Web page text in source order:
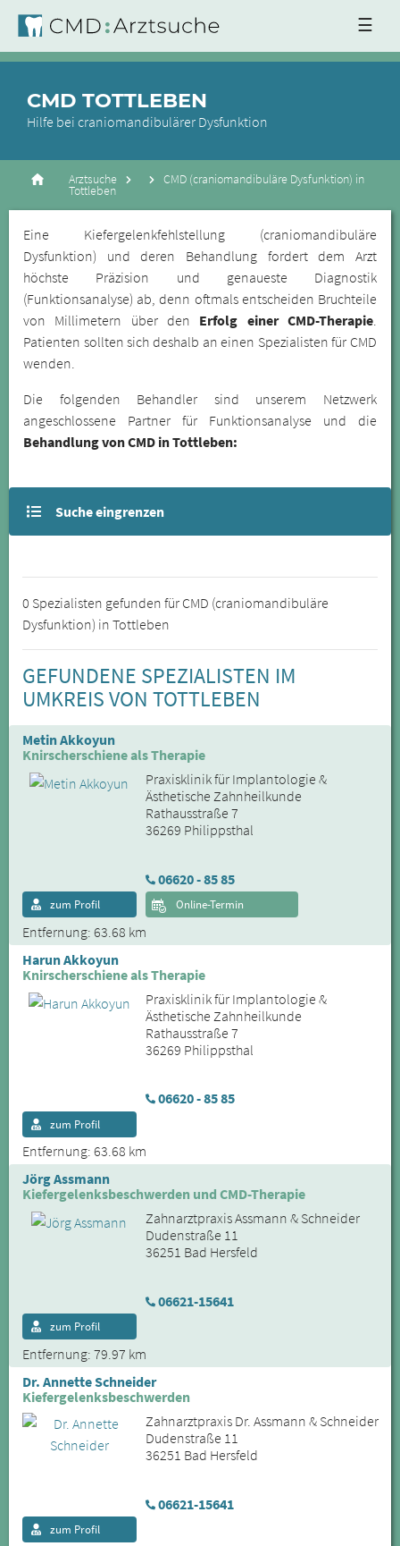
☰
CMD TOTTLEBEN
Hilfe bei craniomandibulärer Dysfunktion
Arztsuche CMD (craniomandibuläre Dysfunktion) in
Tottleben
Eine Kiefergelenkfehlstellung (craniomandibuläre
Dysfunktion) und deren Behandlung fordert dem Arzt
höchste Präzision und genaueste Diagnostik
(Funktionsanalyse) ab, denn oftmals entscheiden Bruchteile
von Millimetern über den Erfolg einer CMD-Therapie.
Patienten sollten sich deshalb an einen Spezialisten für CMD
wenden.
Die folgenden Behandler sind unserem Netzwerk
angeschlossene Partner für Funktionsanalyse und die
Behandlung von CMD in Tottleben:
Suche eingrenzen
0 Spezialisten gefunden für CMD (craniomandibuläre
Dysfunktion) in Tottleben
GEFUNDENE SPEZIALISTEN IM
UMKREIS VON TOTTLEBEN
Metin Akkoyun
Knirscherschiene als Therapie
Praxisklinik für Implantologie &
Ästhetische Zahnheilkunde
Rathausstraße 7
36269 Philippsthal
06620 - 85 85
Entfernung: 63.68 km
zum Profil Online-Termin
Harun Akkoyun
Knirscherschiene als Therapie
Praxisklinik für Implantologie &
Ästhetische Zahnheilkunde
Rathausstraße 7
36269 Philippsthal
06620 - 85 85
Entfernung: 63.68 km
zum Profil
Jörg Assmann
Kiefergelenksbeschwerden und CMD-Therapie
Zahnarztpraxis Assmann & Schneider
Dudenstraße 11
36251 Bad Hersfeld
06621-15641
Entfernung: 79.97 km
zum Profil
Dr. Annette Schneider
Kiefergelenksbeschwerden
Zahnarztpraxis Dr. Assmann & Schneider
Dudenstraße 11
36251 Bad Hersfeld
06621-15641
zum Profil